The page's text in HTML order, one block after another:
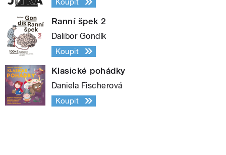
Koupit
Ranní špek 2
Dalibor Gondík
Koupit
Klasické pohádky
Daniela Fischerová
Koupit